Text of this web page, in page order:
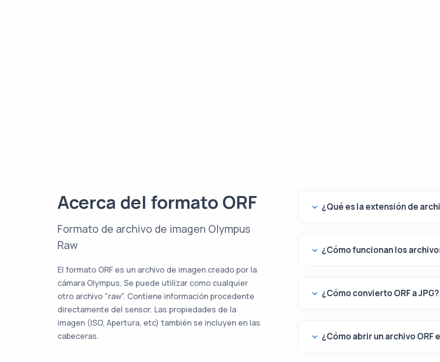
Acerca del formato ORF
Formato de archivo de imagen Olympus
Raw
El formato ORF es un archivo de imagen creado por la
cámara Olympus. Se puede utilizar como cualquier
otro archivo "raw". Contiene información procedente
directamente del sensor. Las propiedades de la
imagen (ISO, Apertura, etc) también se incluyen en las
cabeceras.
¿Qué es la extensión de
¿Cómo funcionan los
¿Cómo convierto ORF a JPG?
¿Cómo abrir un archivo ORF